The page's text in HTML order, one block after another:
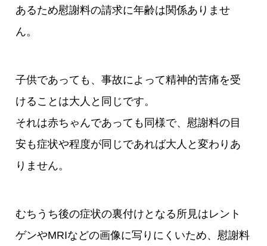
あるため慰謝料の請求に年齢は関係ありませ
ん。
子供であっても、事故によって精神的苦痛を受
けることは大人と同じです。
それは赤ちゃんであっても同様で、慰謝料の目
安も症状や程度が同じであれば大人と変わりあ
りません。
むちうち後の症状の裏付けとなる所見はレント
ゲンやMRIなどの画像に写りにくいため、慰謝料